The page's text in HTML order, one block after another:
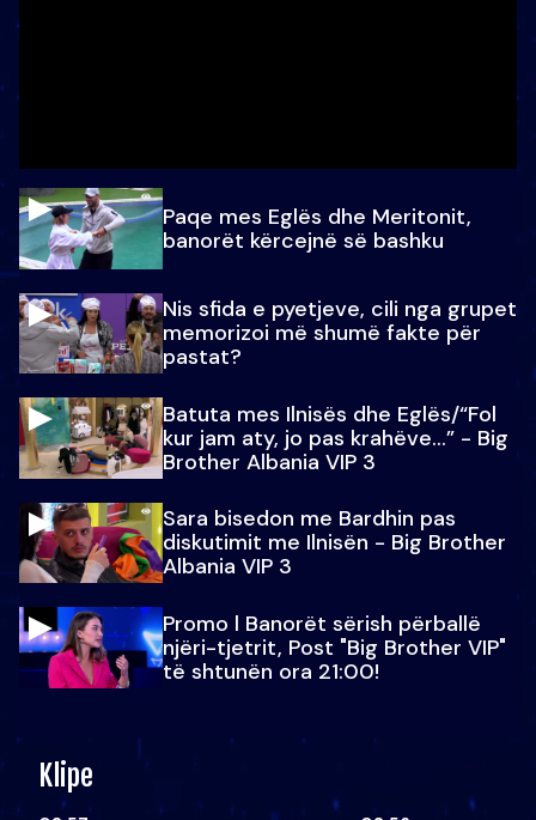
Paqe mes Eglës dhe Meritonit,
banorët kërcejnë së bashku
Nis sfida e pyetjeve, cili nga grupet
memorizoi më shumë fakte për
pastat?
Batuta mes Ilnisës dhe Eglës/“Fol
kur jam aty, jo pas krahëve…” - Big
Brother Albania VIP 3
Sara bisedon me Bardhin pas
diskutimit me Ilnisën - Big Brother
Albania VIP 3
Promo l Banorët sërish përballë
njëri-tjetrit, Post "Big Brother VIP"
të shtunën ora 21:00!
Klipe